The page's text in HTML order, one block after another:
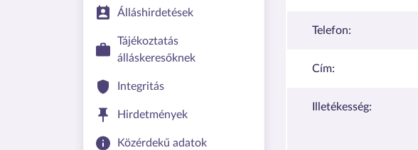
Álláshirdetések
Tájékoztatás
álláskeresőknek
Integritás
Hirdetmények
Közérdekű adatok
Telefon:
Cím:
Illetékesség: